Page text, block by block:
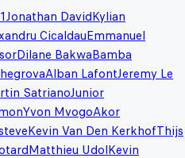
Jonathan DavidKylian
CicaldauEmmanuel
Dilane BakwaBamba
Alban LafontJeremy Le
SatrianoJunior
Yvon MvogoAkor
Kevin Van Den KerkhofThijs
Matthieu UdolKevin